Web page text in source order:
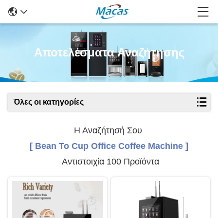
Αποτελέσματα Αναζήτησης
Όλες οι κατηγορίες
Η Αναζήτησή Σου
[ Bean To Cup Office Coffee Machine ]
Αντιστοιχία 100 Προϊόντα